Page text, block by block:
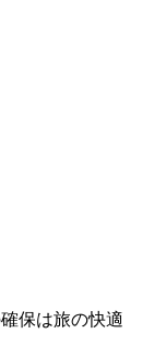
保は旅の快適